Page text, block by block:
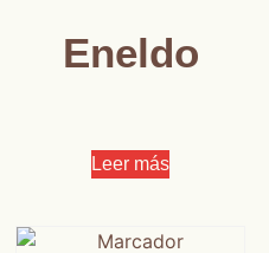
Eneldo
Leer más